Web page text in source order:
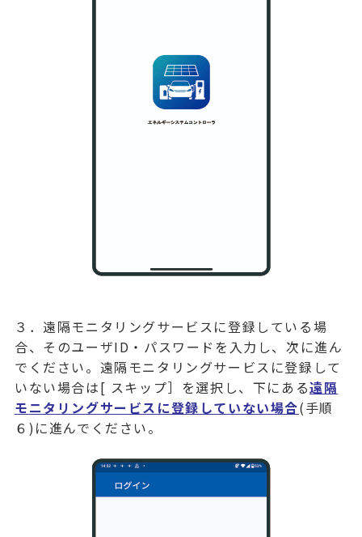
３．遠隔モニタリングサービスに登録している場
合、そのユーザID・パスワードを入力し、次に進ん
でください。遠隔モニタリングサービスに登録して
いない場合は[ スキップ］を選択し、下にある遠隔
モニタリングサービスに登録していない場合(手順
６)に進んでください。